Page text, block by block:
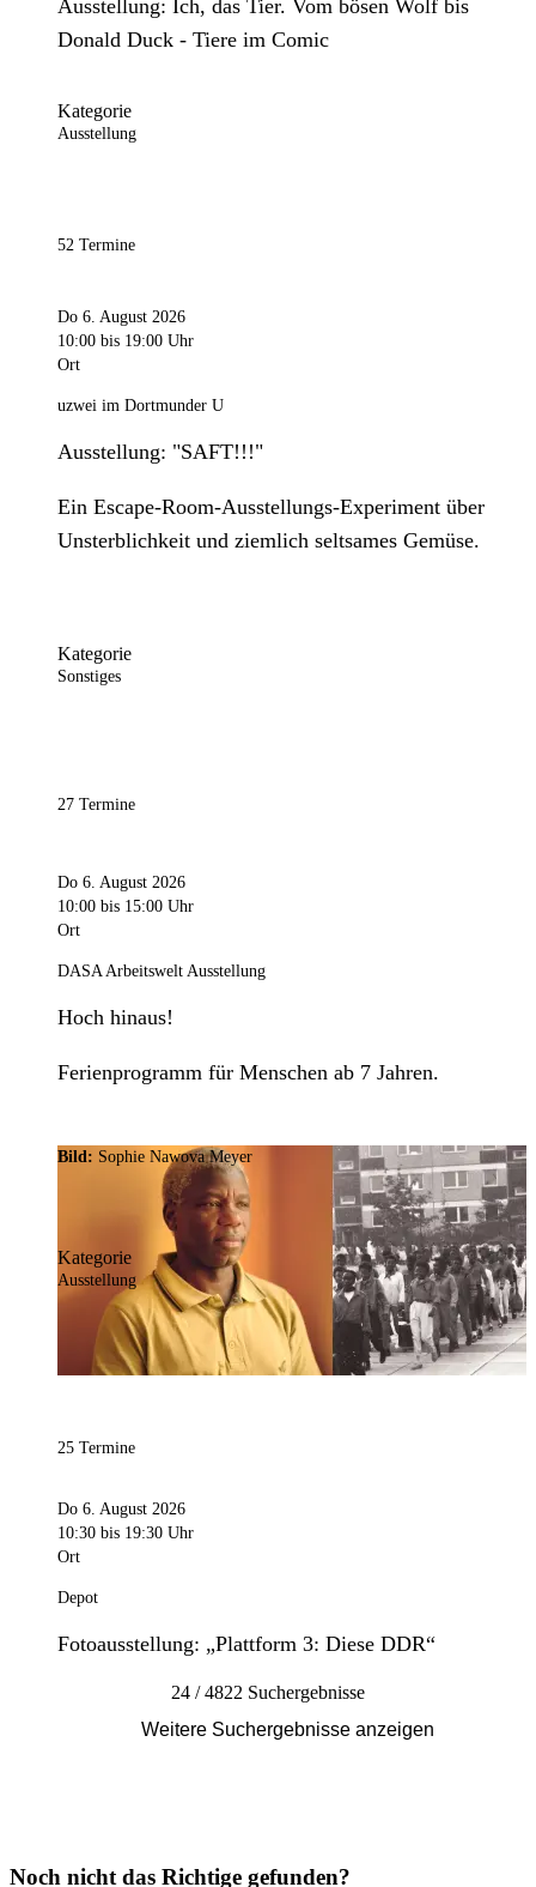
Ausstellung: Ich, das Tier. Vom bösen Wolf bis
Donald Duck - Tiere im Comic
Kategorie
Ausstellung
52 Termine
Do 6. August 2026
10:00 bis 19:00 Uhr
Ort
uzwei im Dortmunder U
Ausstellung: "SAFT!!!"
Ein Escape-Room-Ausstellungs-Experiment über
Unsterblichkeit und ziemlich seltsames Gemüse.
Kategorie
Sonstiges
27 Termine
Do 6. August 2026
10:00 bis 15:00 Uhr
Ort
DASA Arbeitswelt Ausstellung
Hoch hinaus!
Ferienprogramm für Menschen ab 7 Jahren.
Bild: Sophie Nawova Meyer
Kategorie
Ausstellung
25 Termine
Do 6. August 2026
10:30 bis 19:30 Uhr
Ort
Depot
Fotoausstellung: „Plattform 3: Diese DDR“
24 / 4822 Suchergebnisse
Weitere Suchergebnisse anzeigen
Noch nicht das Richtige gefunden?